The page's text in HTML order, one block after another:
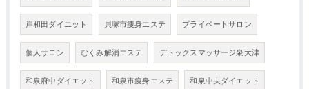
岸和田ダイエット 貝塚市痩身エステ プライベートサロン
個人サロン むくみ解消エステ デトックスマッサージ泉大津
和泉府中ダイエット 和泉市痩身エステ 和泉中央ダイエット